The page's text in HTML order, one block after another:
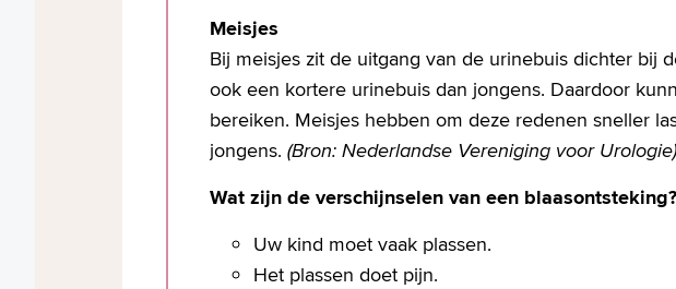
Meisjes
Bij meisjes zit de uitgang van de urinebuis dichter bij
ook een kortere urinebuis dan jongens. Daardoor
bereiken. Meisjes hebben om deze redenen sneller
jongens. (Bron: Nederlandse Vereniging voor Urologie)
Wat zijn de verschijnselen van een blaasontsteking?
Uw kind moet vaak plassen.
Het plassen doet pijn.